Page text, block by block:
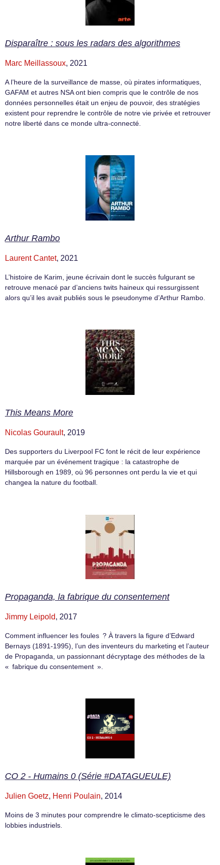
Disparaître : sous les radars des algorithmes
Marc Meillassoux, 2021
A l’heure de la surveillance de masse, où pirates informatiques,
GAFAM et autres NSA ont bien compris que le contrôle de nos
données personnelles était un enjeu de pouvoir, des stratégies
existent pour reprendre le contrôle de notre vie privée et retrouver
notre liberté dans ce monde ultra-connecté.
Arthur Rambo
Laurent Cantet, 2021
L’histoire de Karim, jeune écrivain dont le succès fulgurant se
retrouve menacé par d’anciens twits haineux qui ressurgissent
alors qu’il les avait publiés sous le pseudonyme d’Arthur Rambo.
This Means More
Nicolas Gourault, 2019
Des supporters du Liverpool FC font le récit de leur expérience
marquée par un événement tragique : la catastrophe de
Hillsborough en 1989, où 96 personnes ont perdu la vie et qui
changea la nature du football.
Propaganda, la fabrique du consentement
Jimmy Leipold, 2017
Comment influencer les foules ? À travers la figure d’Edward
Bernays (1891-1995), l’un des inventeurs du marketing et l’auteur
de Propaganda, un passionnant décryptage des méthodes de la
« fabrique du consentement ».
CO 2 - Humains 0 (Série #DATAGUEULE)
Julien Goetz, Henri Poulain, 2014
Moins de 3 minutes pour comprendre le climato-scepticisme des
lobbies industriels.